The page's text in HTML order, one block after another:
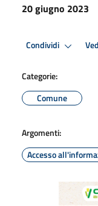
20 giugno 2023
Condividi
Categorie:
Comune
Argomenti:
Accesso